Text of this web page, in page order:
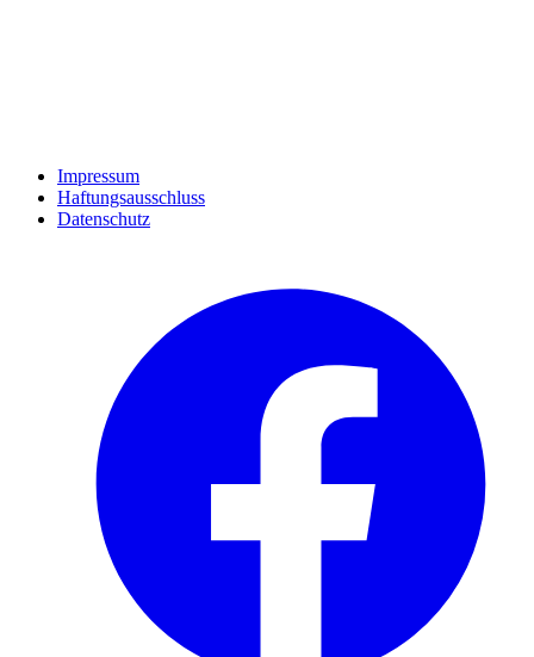
Impressum
Haftungsausschluss
Datenschutz